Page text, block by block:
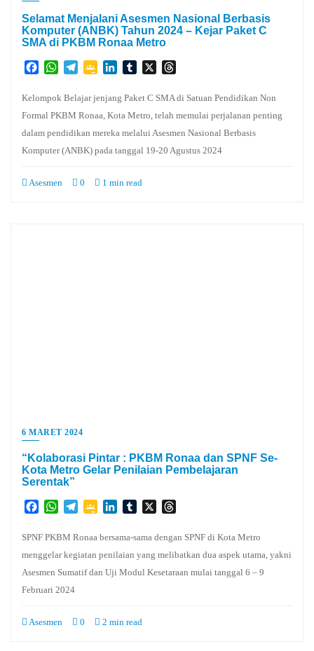
Selamat Menjalani Asesmen Nasional Berbasis
Komputer (ANBK) Tahun 2024 – Kejar Paket C
SMA di PKBM Ronaa Metro
FacebookWhatsApp
TelegramGoogleLinkedInTumblr
X
Kelompok Belajar jenjang Paket C SMA di Satuan Pendidikan Non
Formal PKBM Ronaa, Kota Metro, telah memulai perjalanan penting
dalam pendidikan mereka melalui Asesmen Nasional Berbasis
Komputer (ANBK) pada tanggal 19-20 Agustus 2024
Asesmen 0 1 min read
6 MARET 2024
“Kolaborasi Pintar : PKBM Ronaa dan SPNF Se-
Kota Metro Gelar Penilaian Pembelajaran
Serentak”
FacebookWhatsApp
TelegramGoogleLinkedInTumblr
X
SPNF PKBM Ronaa bersama-sama dengan SPNF di Kota Metro
menggelar kegiatan penilaian yang melibatkan dua aspek utama, yakni
Asesmen Sumatif dan Uji Modul Kesetaraan mulai tanggal 6 – 9
Februari 2024
Asesmen 0 2 min read